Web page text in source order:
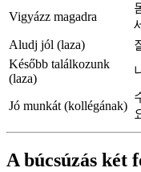
Vigyázz magadra
Aludj jól (laza)
Később találkozunk
(laza)
Jó munkát (kollégának)
A búcsúzás két